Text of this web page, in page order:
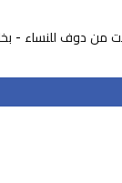
- بخاخ معطر للجسم, 250